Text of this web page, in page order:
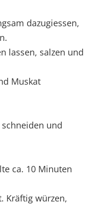
dazugiessen,
lassen, salzen und
Muskat
und
ca. 10 Minuten
Kräftig würzen,